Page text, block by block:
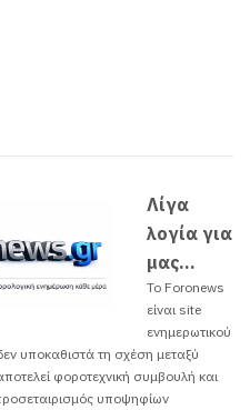
Λίγα
λογία για
μας...
Το Foronews
είναι site
ενημερωτικού
υποκαθιστά τη σχέση μεταξύ
φοροτεχνική συμβουλή και
υποψηφίων